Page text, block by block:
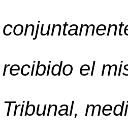
recibido el
Tribunal,